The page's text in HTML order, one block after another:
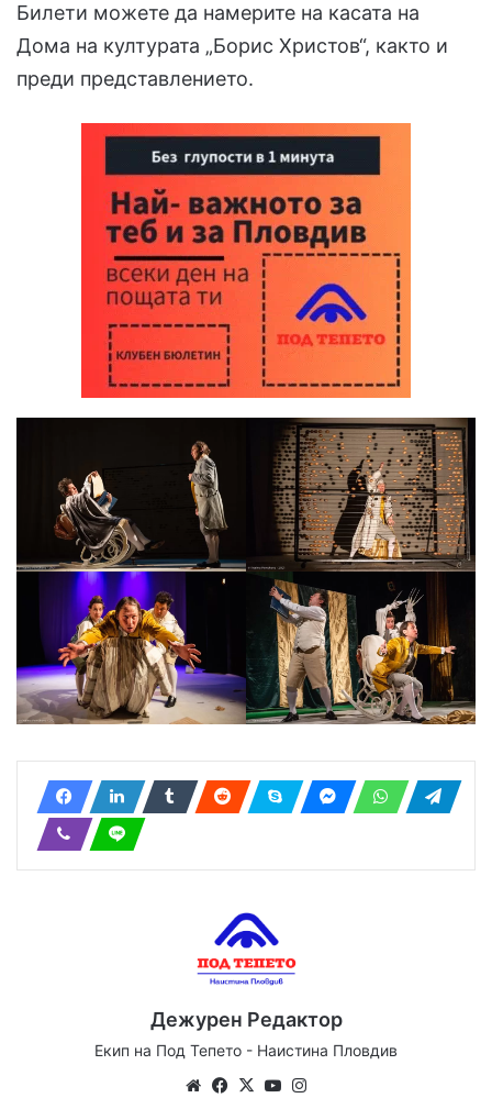
Билети можете да намерите на касата на
Дома на културата „Борис Христов“, както и
преди представлението.
Дежурен Редактор
Екип на Под Тепето - Наистина Пловдив
WebsiteFacebook
X YouTube